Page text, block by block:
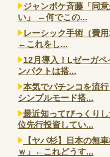
ジャンポケ斉藤「同
い」 ←何でこの...
レーシック手術（費
←これをし...
12月導入！Lゼーガペ
ンパクトは搭...
本気でパチンコを流
シンプルモード搭...
最近知ってびっくり
位先行投資してい...
【ヤバ杉】日本の無
ｗ」←これどうす...